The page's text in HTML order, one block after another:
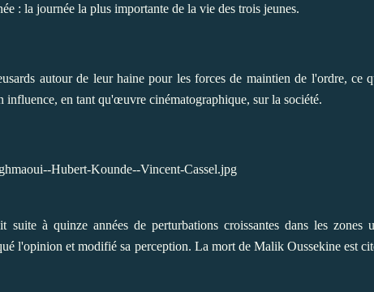
: la journée la plus importante de la vie des trois jeunes.
autour de leur haine pour les forces de maintien de l'ordre, ce
en tant qu'œuvre cinématographique, sur la société.
à quinze années de perturbations croissantes dans les zones
l'opinion et modifié sa perception. La mort de Malik Oussekine est